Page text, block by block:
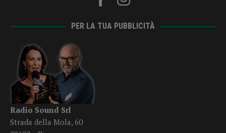
PER LA TUA PUBBLICITÀ
Radio Sound Srl
Strada della Mola, 60